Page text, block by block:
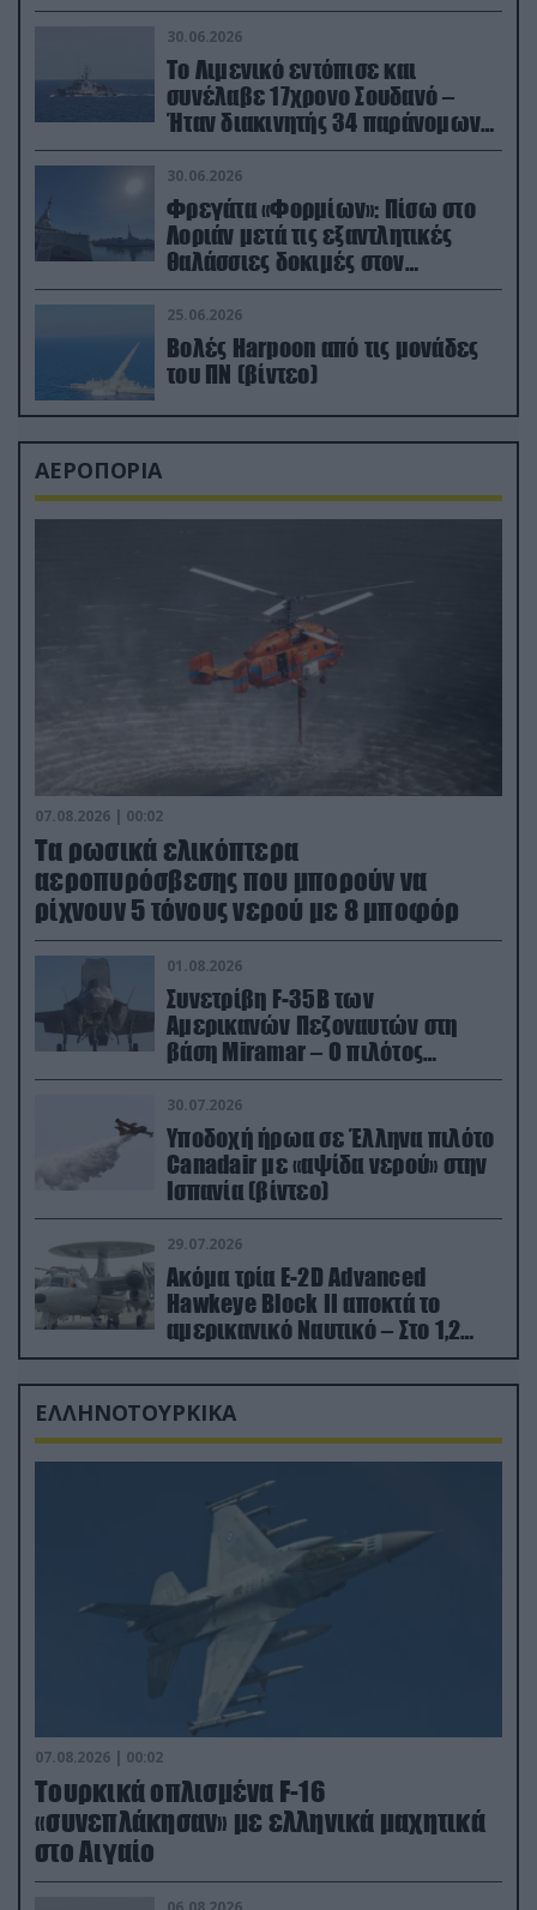
30.06.2026
Το Λιμενικό εντόπισε και
συνέλαβε 17χρονο Σουδανό –
Ήταν διακινητής 34 παράνομων
μεταναστών
30.06.2026
Φρεγάτα «Φορμίων»: Πίσω στο
Λοριάν μετά τις εξαντλητικές
θαλάσσιες δοκιμές στον
απαιτητικό Βισκαϊκό
25.06.2026
Βολές Harpoon από τις μονάδες
του ΠΝ (βίντεο)
ΑΕΡΟΠΟΡΙΑ
07.08.2026 | 00:02
Τα ρωσικά ελικόπτερα
αεροπυρόσβεσης που μπορούν να
ρίχνουν 5 τόνους νερού με 8 μποφόρ
01.08.2026
Συνετρίβη F-35B των
Αμερικανών Πεζοναυτών στη
βάση Miramar – Ο πιλότος
εκτινάχθηκε εγκαίρως
30.07.2026
Υποδοχή ήρωα σε Έλληνα πιλότο
Canadair με «αψίδα νερού» στην
Ισπανία (βίντεο)
29.07.2026
Ακόμα τρία E-2D Advanced
Hawkeye Block II αποκτά το
αμερικανικό Ναυτικό – Στο 1,2
δισ.δολάρια το κόστος
ΕΛΛΗΝΟΤΟΥΡΚΙΚΑ
07.08.2026 | 00:02
Τουρκικά οπλισμένα F-16
«συνεπλάκησαν» με ελληνικά μαχητικά
στο Αιγαίο